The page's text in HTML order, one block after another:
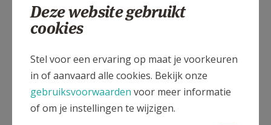
Gepubliceerd door
Meer
Artikel
Deze website gebruikt
cookies
Stel voor een ervaring op maat je voorkeuren
in of aanvaard alle cookies. Bekijk onze
gebruiksvoorwaarden voor meer informatie
of om je instellingen te wijzigen.